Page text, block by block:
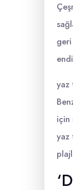
yaz
için
yaz